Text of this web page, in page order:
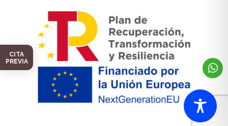
CITA
PREVIA
© 2025 ARAKIX MUEBLES SL. Todos los derechos reservados.